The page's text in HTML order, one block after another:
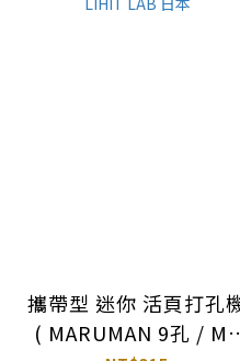
攜帶型 迷你 活頁打孔
( MARUMAN 9孔 / M5